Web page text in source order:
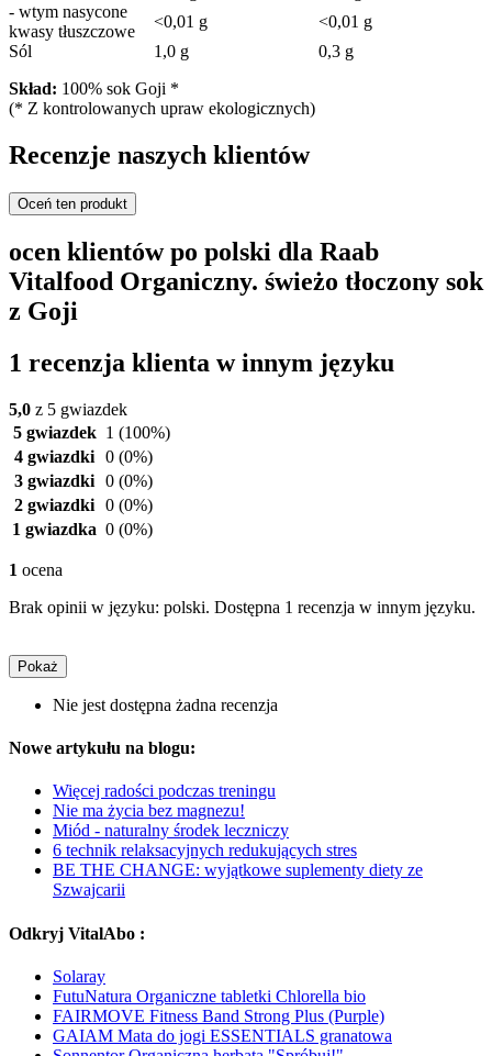
- wtym nasycone
kwasy tłuszczowe
<0,01 g
<0,01 g
Sól
1,0 g
0,3 g
Skład: 100% sok Goji *
(* Z kontrolowanych upraw ekologicznych)
Recenzje naszych klientów
Oceń ten produkt
ocen klientów po polski dla Raab
Vitalfood Organiczny. świeżo tłoczony sok
z Goji
1 recenzja klienta w innym języku
5,0 z 5 gwiazdek
5 gwiazdek 1 (100%)
4 gwiazdki 0 (0%)
3 gwiazdki 0 (0%)
2 gwiazdki 0 (0%)
1 gwiazdka 0 (0%)
1 ocena
Brak opinii w języku: polski. Dostępna 1 recenzja w innym języku.
Pokaż
Nie jest dostępna żadna recenzja
Nowe artykułu na blogu:
Więcej radości podczas treningu
Nie ma życia bez magnezu!
Miód - naturalny środek leczniczy
6 technik relaksacyjnych redukujących stres
BE THE CHANGE: wyjątkowe suplementy diety ze
Szwajcarii
Odkryj VitalAbo :
Solaray
FutuNatura Organiczne tabletki Chlorella bio
FAIRMOVE Fitness Band Strong Plus (Purple)
GAIAM Mata do jogi ESSENTIALS granatowa